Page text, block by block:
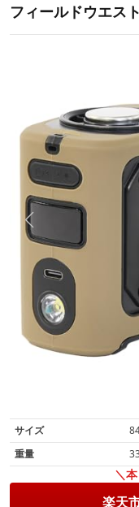
フィールドウエス
サイズ
重量
＼
楽天